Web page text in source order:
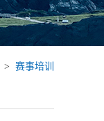
> 赛事培训